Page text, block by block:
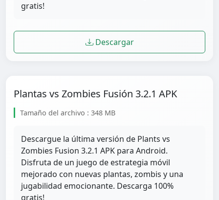
gratis!
Descargar
Plantas vs Zombies Fusión 3.2.1 APK
Tamaño del archivo : 348 MB
Descargue la última versión de Plants vs
Zombies Fusion 3.2.1 APK para Android.
Disfruta de un juego de estrategia móvil
mejorado con nuevas plantas, zombis y una
jugabilidad emocionante. Descarga 100%
gratis!